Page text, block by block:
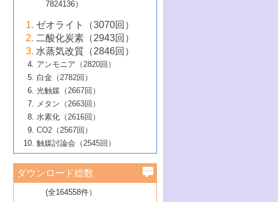
大学：オンライン・対面開催）
ライン開催(Zoom)のみ）
6号 メタン転換技術の最新動向
B号 第125回触媒討論会（2020年・工学
院大学）
5号 固体触媒による含窒素有機化合物変
換の最前線
6号 貴金属使用量低減に向けた自動車排
ガス浄化触媒の開発
B号 第123回触媒討論会（2019年・大阪
6号 非貴金属系触媒における電気化学的
B号 第121回触媒討論会（2018年・東京
大学）
5号 水素のふるまいを解き明かす最先端
研究
6号 低級アルカンの有効利用のための触
媒技術
B号 第119回触媒討論会（2017年・首都
大学東京）
2号 リグニンからの化成品製造に向けた触
媒技術
3号 触媒研究の最先端～とびたて若き研究
者たち～（1）
4号 触媒研究の最先端～とびたて若き研究
者たち～（2）
5号 触媒研究の最先端～とびたて若き研究
者たち～（3）
6号 イオニクス材料と燃料電池・電解合成
の最新の研究動向
B号 第117回触媒討論会（2016年・大阪府
立大学）
2号 石油精製用触媒の最近の進展
3号 固体酸化物形燃料電池（SOFC）におけ
るアノード触媒上での燃料直接改質技術
4号 コアシェル構造の制御による触媒機能
5号 工業触媒およびその周辺技術の最近の
進歩
6号 ナノシート
B号 第115回触媒討論会（2015年・成蹊大
2号 光触媒反応機構に関する最新の研究動
向
開発動向
4号 人工光合成に向けた近年のアプローチ
5号 未利用熱エネルギーの有効活用に貢献
する触媒技術
6号 ポリオキソメタレート
B号 第113回触媒討論会（2014年・ロワジ
ールホテル豊橋）
1号 高耐久性燃料電池システム用触媒にお
ける新展開
2号 リビングラジカル重合の最近の動向
3号 天然ガスの化学工業的展開に関する触
媒技術
4号 貴金属触媒の精密構造制御とその活用
5号 バイオマス化成品製造のための固体触
6号 ナノ空間─吸着状態解析から新機能開拓
B号 第111回触媒討論会（2013年・関西大
▼54巻（2012年）
1号 規則性多孔体の利用技術における最近
の進歩
2号 第109回触媒討論会
3号 貴金属低減技術の最新動向
4号 貴金属代替技術の最新動向
5号 光触媒による物質変換反応の新展開
6号 グラフェン
7号 水素を利用する化成品合成の新潮流
▼53巻（2011年）
1号 金属学から見る合金触媒の新展開
2号 第107回触媒討論会
3号 触媒のその場観察法の進歩（１）
4号 触媒のその場観察法の進歩（２）
5号 不活性結合の触媒的活性化による有機
合成
6号 新しい固体酸触媒技術
7号 ゼオライト合成における最近の進歩
▼52巻（2010年）
1号 触媒の劣化対策と長寿命触媒開発
2号 第105回触媒討論会
3号 ナノ構造が拓く新機能
4号 活性サイトおよびその環境の精密な設
計による触媒の高機能化
5号 触媒を有効に使うための技術
7号 有機分子触媒による精密有機合成
1号 炭素材料－熱い注目を集める材料－
2号 第103回触媒討論会
3号 環境浄化用光触媒の現状と課題
4号 水素社会の実現に向けた水素製造・貯
蔵技術の進歩
5号 CO2が関わる触媒・材料
▼50巻（2008年）
1号 触媒化学と学会のこの10年，半世紀，
そして未来
2号 第101回触媒討論会
4号 錯体を利用したユニークな表面構造の
構築と機能
▼49巻（2007年）
1号 含フッ素化合物の合成と触媒
2号 第99回触媒討論会
3号 実用的ファインケミカル合成プロセス
を実現する触媒
▼48巻（2006年）
1号 固体酸触媒の最近の進歩
2号 第97回触媒討論会
3号 リビング重合触媒の最近の展開
1号 最近の触媒担体とその効果
2号 第95回触媒討論会
▼46巻（2004年）
1号 部分酸化反応触媒の最前線
▼45巻（2003年）
7824136）
ゼオライト（3070回）
二酸化炭素（2943回）
水蒸気改質（2846回）
アンモニア（2820回）
白金（2782回）
光触媒（2667回）
メタン（2663回）
水素化（2616回）
CO2（2567回）
触媒討論会（2545回）
ダウンロード総数
(全164558件）